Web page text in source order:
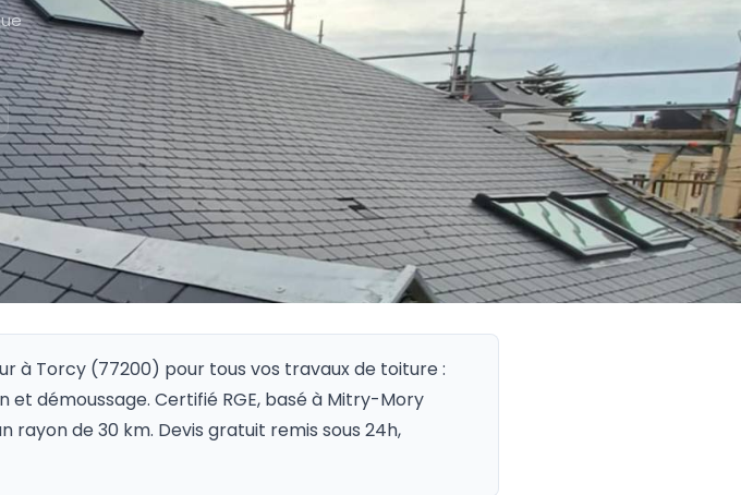
à Torcy (77200) pour tous vos travaux de toiture :
démoussage. Certifié RGE, basé à Mitry-Mory
rayon de 30 km. Devis gratuit remis sous 24h,